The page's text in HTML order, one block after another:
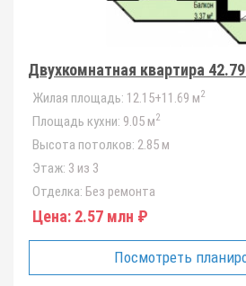
Двухкомнатная квартира
Жилая площадь: 12.15+11.69 м2
Площадь кухни: 9.05 м2
Высота потолков: 2.85 м
Этаж: 3 из 3
Отделка: Без ремонта
Цена: 2.57 млн ₽
Посмотреть